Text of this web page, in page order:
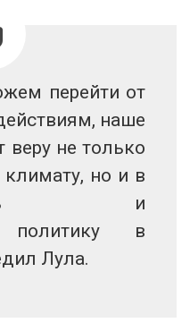
перейти от
наше
веру не только
но и в
и
политику в
Лула.